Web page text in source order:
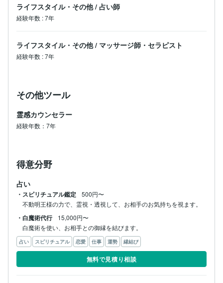
ライフスタイル・その他 / 占い師
経験年数 :7年
ライフスタイル・その他 / マッサージ師・セラピスト
経験年数 :7年
その他ツール
霊感カウンセラー
経験年数：7年
得意分野
占い
・スピリチュアル鑑定
500円〜
不動明王様の力で、霊視・透視して、お相手のお気持ちを視ます。
・白魔術代行
15,000円〜
白魔術を使い、お相手との御縁を結びます。
占い スピリチュアル 恋愛 仕事 運勢 縁結び
無料で見積り相談